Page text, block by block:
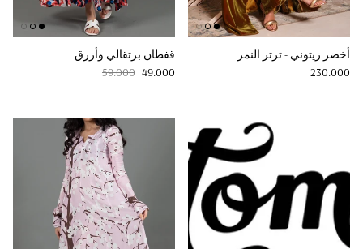
أخضر زيتوني - ترتر النمر
Regular price
230.000
قفطان برتقالي وأزرق
Sale price
49.000
Regular price
59.000